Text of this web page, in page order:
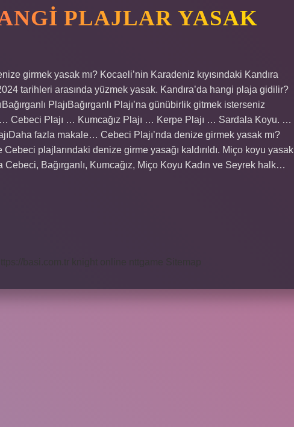
PLAJLAR YASAK
girmek yasak mı? Kocaeli’nin Karadeniz kıyısındaki Kandıra
tarihleri ​​arasında yüzmek yasak. Kandıra’da hangi plaja gidilir?
PlajıBağırganlı Plajı’na günübirlik gitmek isterseniz
Cebeci Plajı … Kumcağız Plajı … Kerpe Plajı … Sardala Koyu. …
fazla makale… Cebeci Plajı’nda denize girmek yasak mı?
plajlarındaki denize girme yasağı kaldırıldı. Miço koyu yasak
Cebeci, Bağırganlı, Kumcağız, Miço Koyu Kadın ve Seyrek halk…